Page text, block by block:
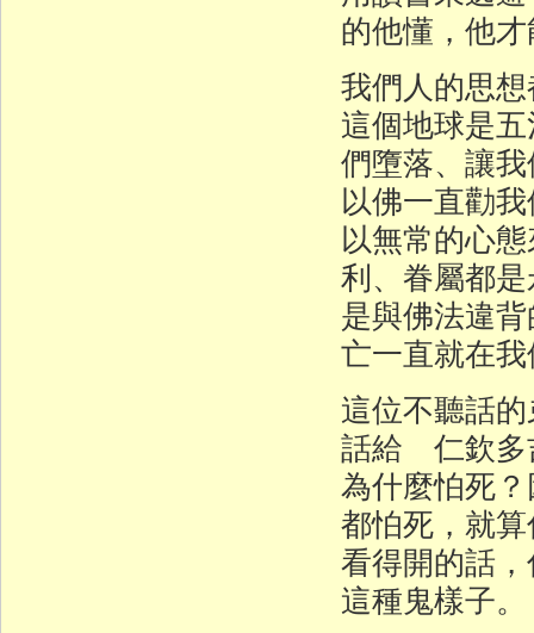
的他懂，他
我們人的思
這個地球是
們墮落、讓
以佛一直勸
以無常的心
利、眷屬都
是與佛法違
亡一直就在
這位不聽話
話給 仁欽多
為什麼怕死
都怕死，就
看得開的話
這種鬼樣子。